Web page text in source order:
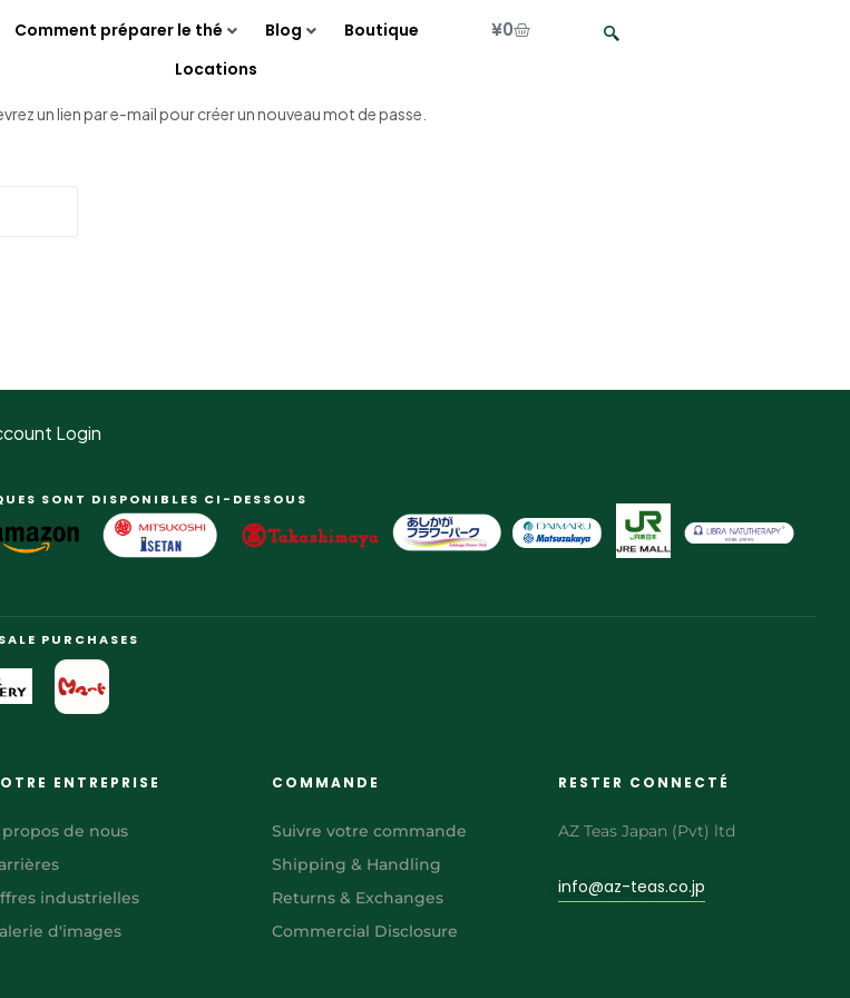
Comment préparer le thé Blog
Boutique
Locations
¥0
un lien par e-mail pour créer un nouveau mot de passe.
Login
SONT DISPONIBLES CI-DESSOUS
PURCHASES
ENTREPRISE
propos de nous
industrielles
d'images
COMMANDE
Suivre votre commande
Shipping & Handling
Returns & Exchanges
Commercial Disclosure
RESTER CONNECTÉ
AZ Teas Japan (Pvt) ltd
info@az-teas.co.jp